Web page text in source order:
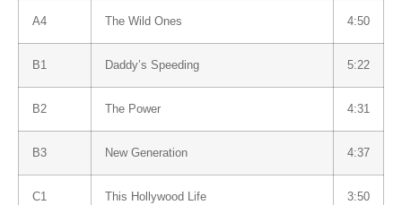
A4 The Wild Ones 4:50
B1 Daddy’s Speeding 5:22
B2 The Power 4:31
B3 New Generation 4:37
C1 This Hollywood Life 3:50